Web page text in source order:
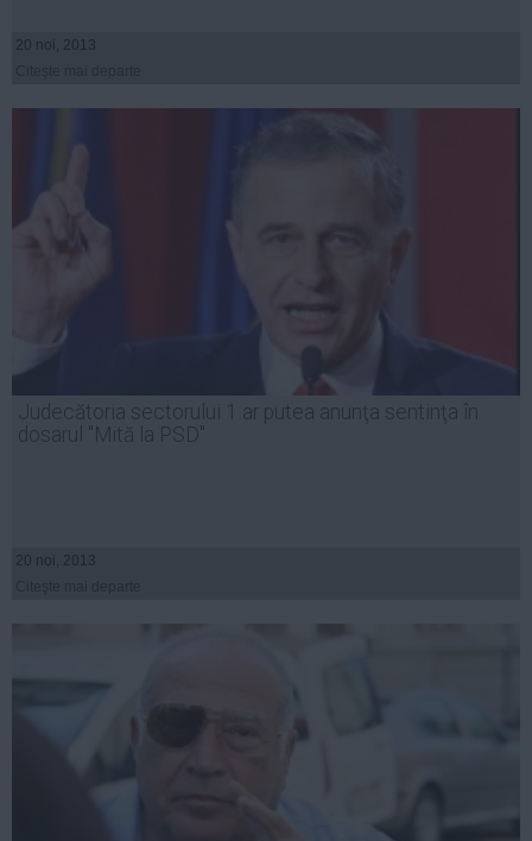
20 noi, 2013
Judecătoria sectorului 1 ar putea anunţa sentinţa în
dosarul "Mită la PSD"
20 noi, 2013